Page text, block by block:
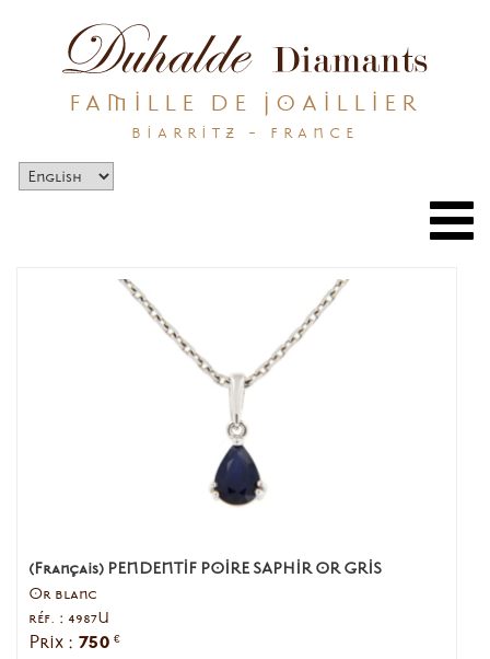
FAMILLE DE JOAILLIER
BIARRITZ - FRANCE
(Français) PENDENTIF POIRE SAPHIR OR GRIS
Or blanc
réf. : 4987U
Prix : 750 €